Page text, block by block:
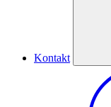
Kontakt